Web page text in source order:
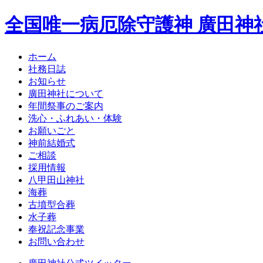
全国唯一病厄除守護神 廣田神
ホーム
社務日誌
お知らせ
廣田神社について
年間祭事のご案内
洗心・ふれあい・体験
お願いごと
神前結婚式
ご相談
採用情報
八甲田山神社
海葬
古墳型合葬
水子葬
奉祝記念事業
お問い合わせ